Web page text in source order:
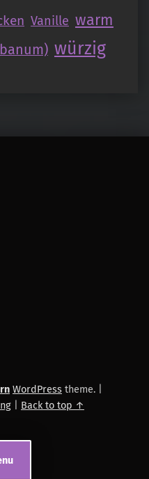
Vanille warm
würzig
WordPress theme.
Back to top ↑